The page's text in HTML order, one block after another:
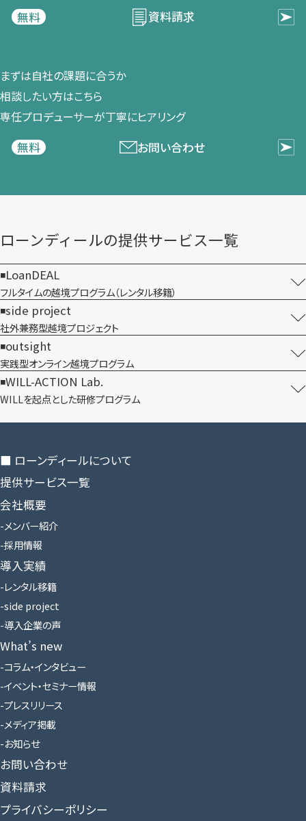
無料
資料請求
まずは​自社の​課題に​合うか​
相談したい方は​こちら
専任プロデューサーが​丁寧に​ヒアリング
無料
お問い合わせ
ローンディールの​提供サービス一覧
LoanDEAL
フルタイムの越境プログラム​（レンタル移籍）
side project
社外兼務型​越境プロジェクト
outsight
実践型オンライン​越境プログラム
WILL-ACTION Lab.
WILLを​起点とした​研修プログラム
■ ローンディールに​ついて
提供サービス一覧
会社概要
メンバー紹介
採用情報
導入実績
レンタル移籍
side project
導入企業の声
What’s new
コラム・インタビュー
イベント・セミナー情報
プレスリリース
メディア掲載
お知らせ
お問い合わせ
資料請求
プライバシーポリシー